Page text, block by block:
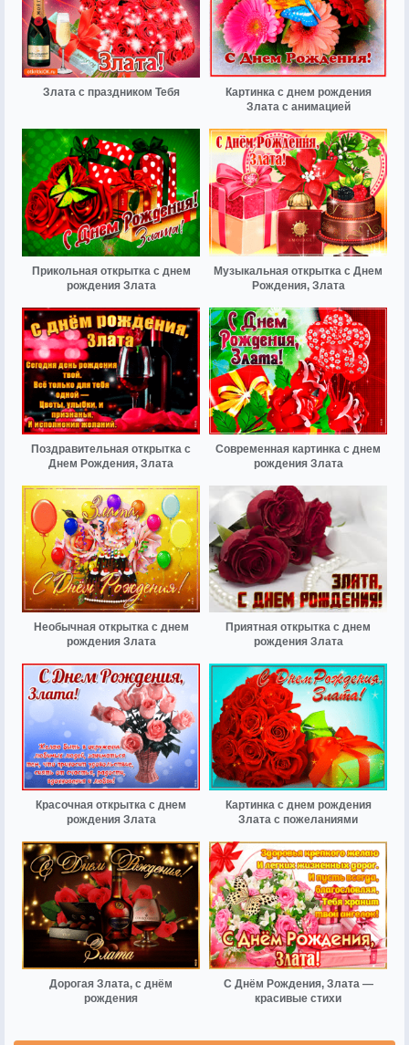
Злата с праздником Тебя
Картинка с днем рождения
Злата с анимацией
Прикольная открытка с днем
рождения Злата
Музыкальная открытка с Днем
Рождения, Злата
Поздравительная открытка с
Днем Рождения, Злата
Современная картинка с днем
рождения Злата
Необычная открытка с днем
рождения Злата
Приятная открытка с днем
рождения Злата
Красочная открытка с днем
рождения Злата
Картинка с днем рождения
Злата с пожеланиями
Дорогая Злата, с днём
рождения
С Днём Рождения, Злата —
красивые стихи